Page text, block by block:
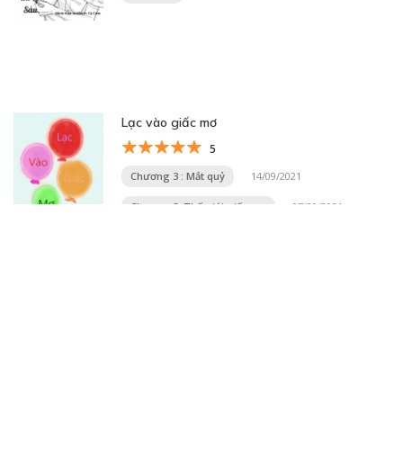
Lạc vào giấc mơ
5
Chương 3 : Mắt quỷ 14/09/2021
Chương 2: Thế giới giấc mơ 07/09/2021